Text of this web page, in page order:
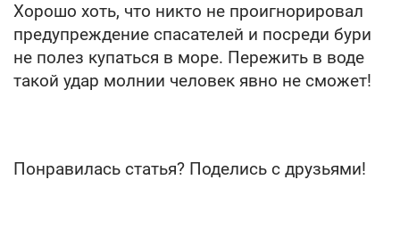
Хорошо хоть, что никто не проигнорировал
предупреждение спасателей и посреди бури
не полез купаться в море. Пережить в воде
такой удар молнии человек явно не сможет!
Понравилась статья? Поделись с друзьями!